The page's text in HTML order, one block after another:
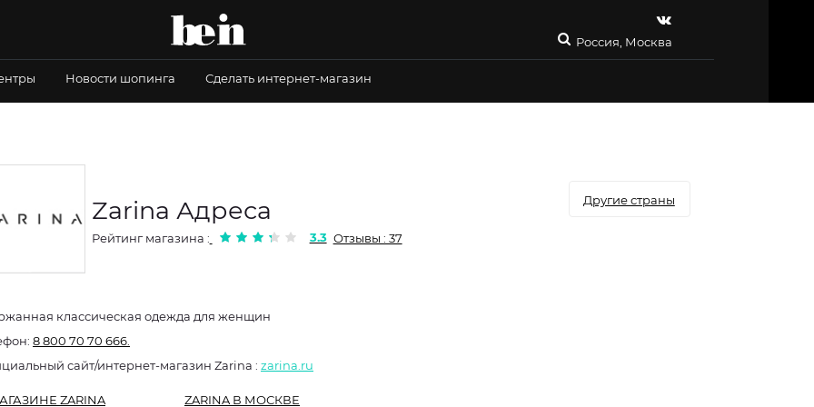
Россия, Москва
Новости шопинга Сделать интернет-магазин
Zarina Адреса Другие страны
Рейтинг магазина : 3.3 Отзывы : 37
классическая одежда для женщин
8 800 70 70 666.
Официальный сайт/интернет-магазин Zarina : zarina.ru
ZARINA ZARINA В МОСКВЕ